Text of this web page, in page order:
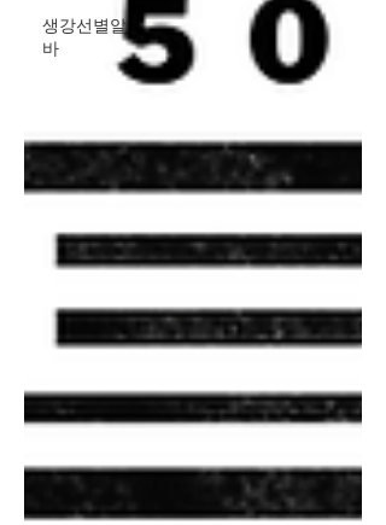
생강선별알
바